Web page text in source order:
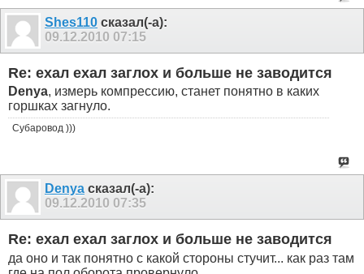
Shes110 сказал(-а):
09.12.2010 07:15
Re: ехал ехал заглох и больше не заводится
Denya, измерь компрессию, станет понятно в каких
горшках загнуло.
Субаровод )))
Denya сказал(-а):
09.12.2010 07:35
Re: ехал ехал заглох и больше не заводится
да оно и так понятно с какой стороны стучит... как раз там